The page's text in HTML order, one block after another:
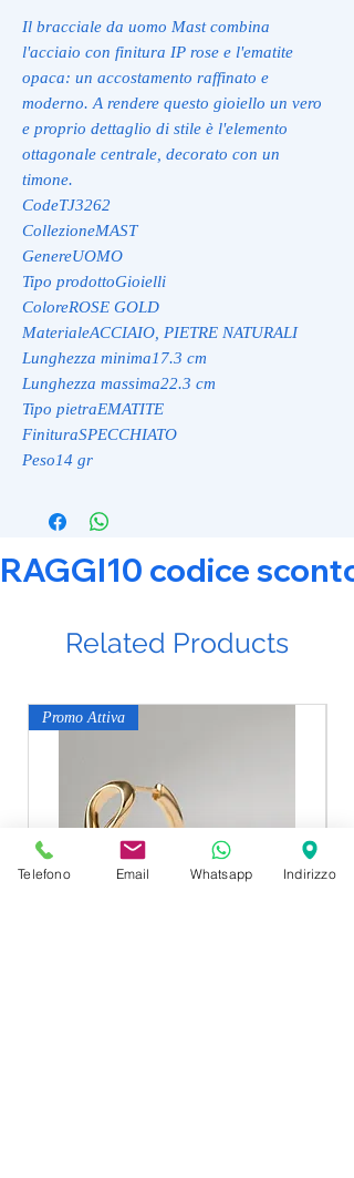
Il bracciale da uomo Mast combina
l'acciaio con finitura IP rose e l'ematite
opaca: un accostamento raffinato e
moderno. A rendere questo gioiello un vero
e proprio dettaglio di stile è l'elemento
ottagonale centrale, decorato con un
timone.
CodeTJ3262
CollezioneMAST
GenereUOMO
Tipo prodottoGioielli
ColoreROSE GOLD
MaterialeACCIAIO, PIETRE NATURALI
Lunghezza minima17.3 cm
Lunghezza massima22.3 cm
Tipo pietraEMATITE
FinituraSPECCHIATO
Peso14 gr
RAGGI10 codice
Related Products
Promo Attiva
Telefono Email Whatsapp Indirizzo